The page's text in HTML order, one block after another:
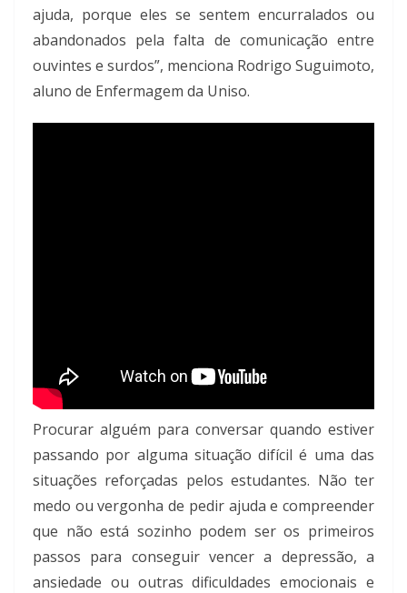
ajuda, porque eles se sentem encurralados ou
abandonados pela falta de comunicação entre
ouvintes e surdos”, menciona Rodrigo Suguimoto,
aluno de Enfermagem da Uniso.
Procurar alguém para conversar quando estiver
passando por alguma situação difícil é uma das
situações reforçadas pelos estudantes. Não ter
medo ou vergonha de pedir ajuda e compreender
que não está sozinho podem ser os primeiros
passos para conseguir vencer a depressão, a
ansiedade ou outras dificuldades emocionais e